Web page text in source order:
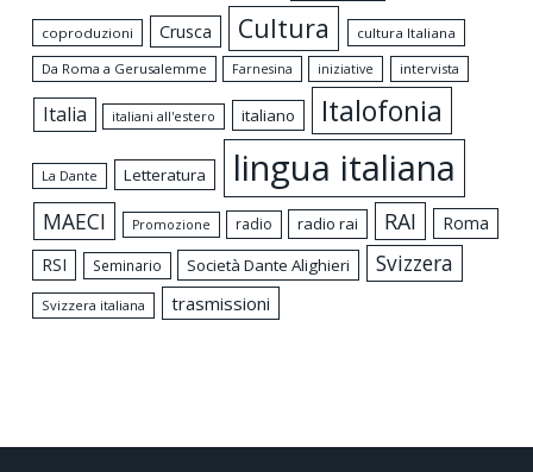
coproduzioni Crusca Cultura
cultura Italiana
Da Roma a Gerusalemme
Farnesina iniziative intervista
Italia italiani all'estero italiano Italofonia
La Dante Letteratura lingua italiana
MAECI Promozione radio radio rai RAI
Roma
RSI
Seminario Società Dante Alighieri Svizzera
Svizzera italiana trasmissioni